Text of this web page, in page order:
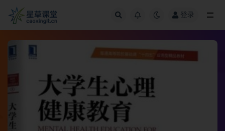
登录